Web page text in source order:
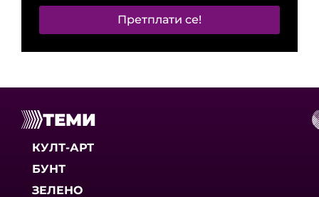
Претплати се!
ТЕМИ
КУЛТ-АРТ
БУНТ
ЗЕЛЕНО